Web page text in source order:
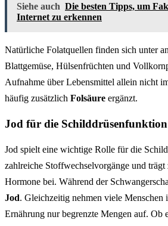
Siehe auch Die besten Tipps, um
Internet zu erkennen
Natürliche Folatquellen finden sich unter
Blattgemüse, Hülsenfrüchten und
Aufnahme über Lebensmittel allein nicht
häufig zusätzlich Folsäure ergänzt.
Jod für die Schilddrüsenfunktion
Jod spielt eine wichtige Rolle für die
zahlreiche Stoffwechselvorgänge und
Hormone bei. Während der
Jod. Gleichzeitig nehmen viele Menschen
Ernährung nur begrenzte Mengen auf. Ob